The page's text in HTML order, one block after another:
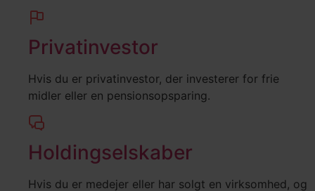
Privatinvestor
Hvis du er privatinvestor, der investerer for frie
midler eller en pensionsopsparing.
Holdingselskaber
Hvis du er medejer eller har solgt en virksomhed, og